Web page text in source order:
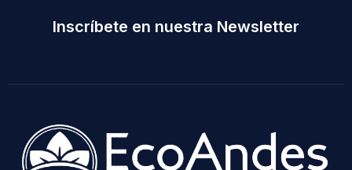
Inscríbete en nuestra Newsletter